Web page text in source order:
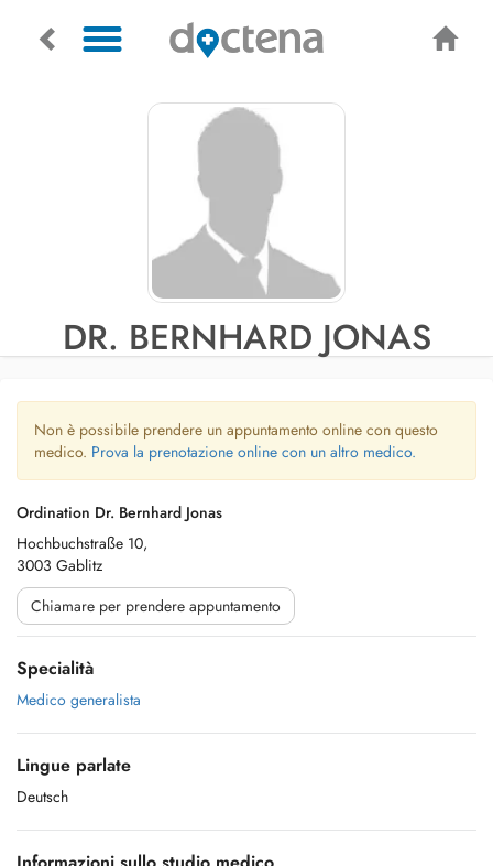
DR. BERNHARD JONAS
Non è possibile prendere un appuntamento online con questo
medico. Prova la prenotazione online con un altro medico.
Ordination Dr. Bernhard Jonas
Hochbuchstraße 10,
3003 Gablitz
Chiamare per prendere appuntamento
Specialità
Medico generalista
Lingue parlate
Deutsch